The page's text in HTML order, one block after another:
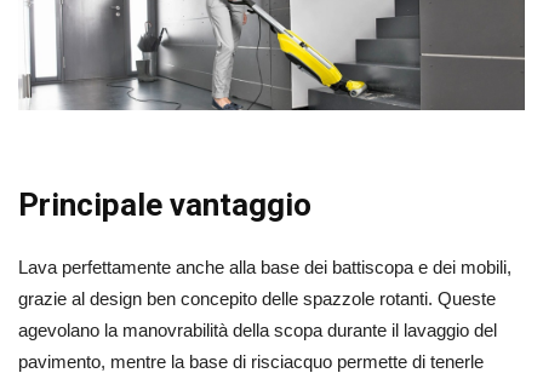
Principale vantaggio
Lava perfettamente anche alla base dei battiscopa e dei mobili,
grazie al design ben concepito delle spazzole rotanti. Queste
agevolano la manovrabilità della scopa durante il lavaggio del
pavimento, mentre la base di risciacquo permette di tenerle